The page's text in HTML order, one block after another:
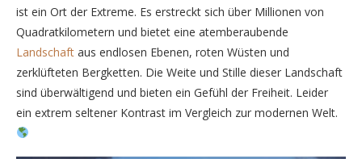
ist ein Ort der Extreme. Es erstreckt sich über Millionen von
Quadratkilometern und bietet eine atemberaubende
Landschaft aus endlosen Ebenen, roten Wüsten und
zerklüfteten Bergketten. Die Weite und Stille dieser Landschaft
sind überwältigend und bieten ein Gefühl der Freiheit. Leider
ein extrem seltener Kontrast im Vergleich zur modernen Welt.